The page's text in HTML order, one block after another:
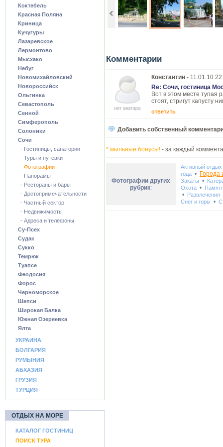
Коктебель
Красная Поляна
Криница
Кучугуры
Лазаревское
Лермонтово
Мысхако
Небуг
Новомихайловский
Новороссийск
Ольгинка
Севастополь
Сенной
Симферополь
Солоники
Сочи
- Гостиницы, санатории
- Туры и путевки
- Фотографии
- Панорамы
- Рестораны и бары
- Достопримечательности
- Частный сектор
- Недвижимость
- Адреса и телефоны
Су-Псех
Судак
Сукко
Темрюк
Туапсе
Феодосия
Форос
Черноморское
Шепси
Широкая Балка
Южная Озереевка
Ялта
УКРАИНА
БОЛГАРИЯ
РУМЫНИЯ
АБХАЗИЯ
ГРУЗИЯ
ТУРЦИЯ
ОТДЫХ НА МОРЕ
КАТАЛОГ ГОСТИНИЦ
ПОИСК ТУРА
Комментарии
Константин - 11.01.10
Re: Сочи, гостиница
Вот в этом месте тупая
стоят, стригут капусту
ответить
Добавить собственный
* мыльные бонусы! - за каждый
Фотографии других
рубрик:
Активный отдых
года • Города
Закаты •
Охота •
• Развлечения
Снег и горы •